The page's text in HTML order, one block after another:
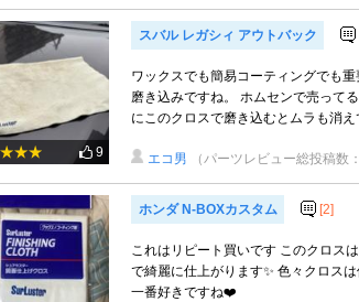
9
スバル レガシィ アウトバック
ワックスでも簡易コーティングでも
磨き込みですね。 ホムセンで売って
にこのクロスで磨き込むとムラも消
エコ男 （パーツレビュー総投稿数
ホンダ N-BOXカスタム [2]
これはリピート買いです このクロス
で綺麗に仕上がります✨ 色々クロス
一番好きですね❤️